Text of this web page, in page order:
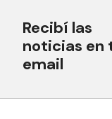
Recibí las
noticias en
email